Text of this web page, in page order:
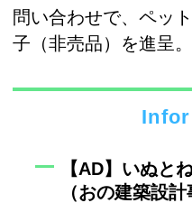
問い合わせで、ペッ
子（非売品）を進呈
【AD】いぬと
（おの建築設計